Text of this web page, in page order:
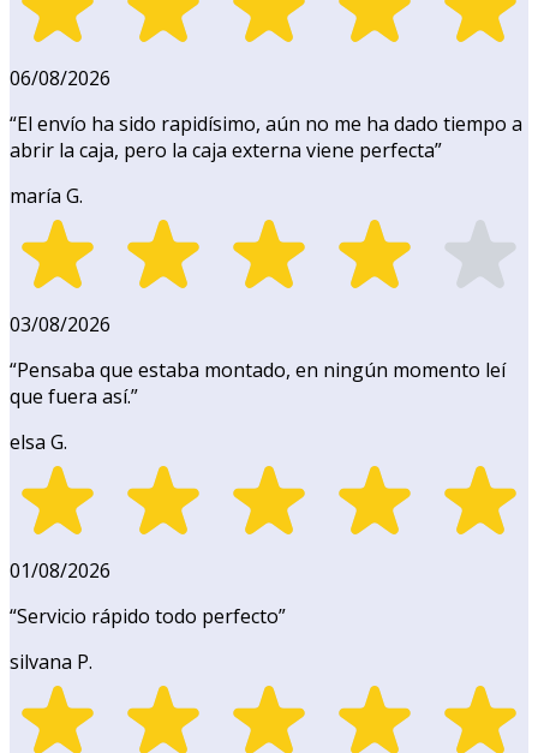
06/08/2026
“El envío ha sido rapidísimo, aún no me ha dado tiempo a
abrir la caja, pero la caja externa viene perfecta”
maría G.
03/08/2026
“Pensaba que estaba montado, en ningún momento leí
que fuera así.”
elsa G.
01/08/2026
“Servicio rápido todo perfecto”
silvana P.